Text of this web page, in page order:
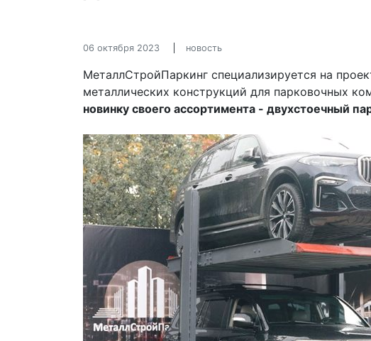
06 октября 2023 новость
МеталлСтройПаркинг специализируется на
металлических конструкций для парковочных
новинку своего ассортимента - двухстоечный